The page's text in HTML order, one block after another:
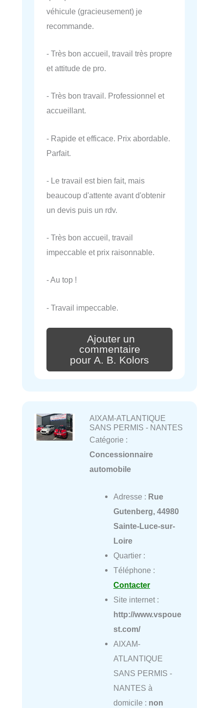
véhicule (gracieusement) je
recommande.
- Très bon accueil, travail très propre
et attitude de pro.
- Très bon travail. Professionnel et
accueillant.
- Rapide et efficace. Prix abordable.
Parfait.
- Le travail est bien fait, mais
beaucoup d'attente avant d'obtenir
un devis puis un rdv.
- Très bon accueil, travail
impeccable et prix raisonnable.
- Au top !
- Travail impeccable.
Ajouter un
commentaire
pour A. B. Kolors
AIXAM-ATLANTIQUE
SANS PERMIS - NANTES
Catégorie :
Concessionnaire
automobile
Adresse : Rue
Gutenberg, 44980
Sainte-Luce-sur-
Loire
Quartier :
Téléphone :
Contacter
Site internet :
http://www.vspoue
st.com/
AIXAM-
ATLANTIQUE
SANS PERMIS -
NANTES à
domicile : non